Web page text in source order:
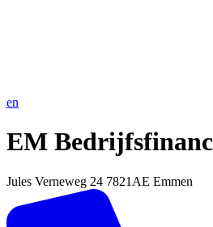
en
EM
Jules Verneweg 24 7821AE Emmen